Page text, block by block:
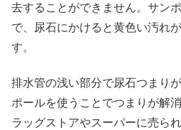
去することができません。サン
で、尿石にかけると黄色い汚れ
す。
排水管の浅い部分で尿石つまり
ポールを使うことでつまりが解
ラッグストアやスーパーに売ら